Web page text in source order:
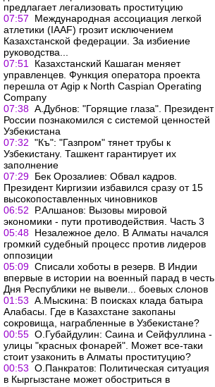
предлагает легализовать проституцию
07:57
Международная ассоциация легкой
атлетики (IAAF) грозит исключением
Казахстанской федерации. За избиение
руководства...
07:51
Казахстанский Кашаган меняет
управленцев. Функция оператора проекта
перешла от Agip к North Caspian Operating
Company
07:38 А.Дубнов: "Горящие глаза". Президент
России познакомился с системой ценностей
Узбекистана
07:32 "Къ": "Газпром" тянет трубы к
Узбекистану. Ташкент гарантирует их
заполнение
07:29 Бек Орозалиев: Обвал кадров.
Президент Киргизии избавился сразу от 15
высокопоставленных чиновников
06:52
Р.Алшанов: Вызовы мировой
экономики - пути противодействия. Часть 3
05:48 Незалежное дело. В Алматы начался
громкий судебный процесс против лидеров
оппозиции
05:09 Списали хоботы в резерв. В Индии
впервые в истории на военный парад в честь
Дня Республики не вывели... боевых слонов
01:53 А.Мыскина: В поисках клада батыра
Алабасы. Где в Казахстане закопаны
сокровища, награбленные в Узбекистане?
00:55 О.Губайдулин: Саина и Сейфуллина -
улицы "красных фонарей". Может все-таки
стоит узаконить в Алматы проституцию?
00:53 О.Панкратов: Политическая ситуация
в Кыргызстане может обостриться в